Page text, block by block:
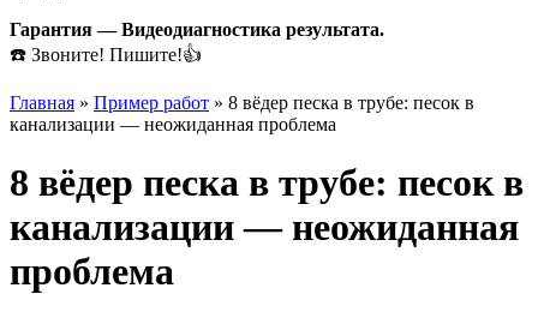
Гарантия — Видеодиагностика результата.
☎️ Звоните! Пишите!👍
Главная » Пример работ » 8 вёдер песка в трубе: песок в
канализации — неожиданная проблема
8 вёдер песка в трубе: песок в
канализации — неожиданная
проблема